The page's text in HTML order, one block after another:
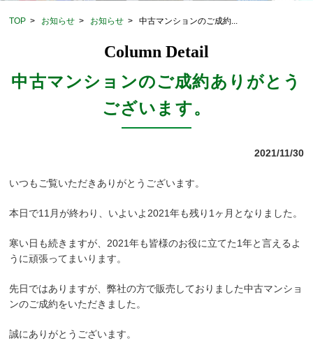
TOP > お知らせ > お知らせ > 中古マンションのご成約...
Column Detail
中古マンションのご成約ありがとう
ございます。
2021/11/30
いつもご覧いただきありがとうございます。
本日で11月が終わり、いよいよ2021年も残り1ヶ月となりました。
寒い日も続きますが、2021年も皆様のお役に立てた1年と言えるよ
うに頑張ってまいります。
先日ではありますが、弊社の方で販売しておりました中古マンショ
ンのご成約をいただきました。
誠にありがとうございます。